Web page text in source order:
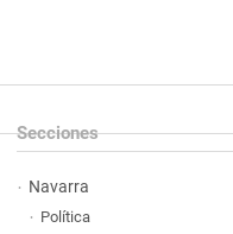
Secciones
Navarra
Política